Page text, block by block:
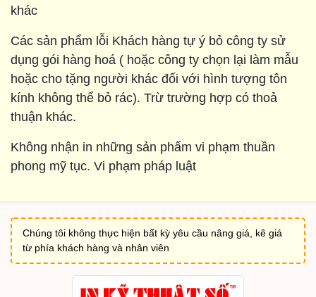
khác
Các sản phẩm lỗi Khách hàng tự ý bỏ công ty sử
dụng gói hàng hoá ( hoặc công ty chọn lại làm mẫu
hoặc cho tặng người khác đối với hình tượng tôn
kính không thể bỏ rác). Trừ trường hợp có thoả
thuận khác.
Không nhận in những sản phẩm vi phạm thuần
phong mỹ tục. Vi phạm pháp luật
Chúng tôi không thực hiện bất kỳ yêu cầu nâng giá, kê giá
từ phía khách hàng và nhân viên